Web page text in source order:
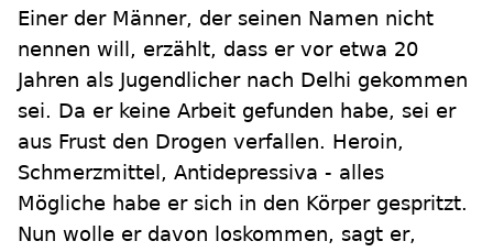
Einer der Männer, der seinen Namen nicht
nennen will, erzählt, dass er vor etwa 20
Jahren als Jugendlicher nach Delhi gekommen
sei. Da er keine Arbeit gefunden habe, sei er
aus Frust den Drogen verfallen. Heroin,
Schmerzmittel, Antidepressiva - alles
Mögliche habe er sich in den Körper gespritzt.
Nun wolle er davon loskommen, sagt er,